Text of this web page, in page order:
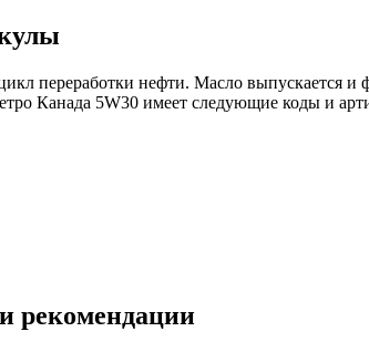
переработки нефти. Масло выпускается и
Канада 5W30 имеет следующие коды и
рекомендации